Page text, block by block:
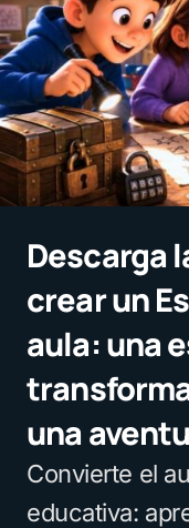
Descarga
crear un
aula: una
una
Convierte el
educativa: